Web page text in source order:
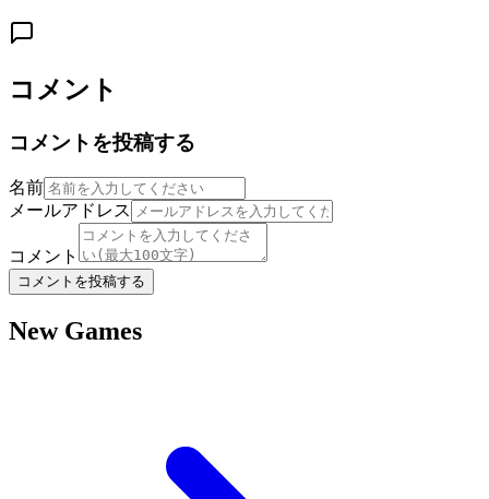
コメント
コメントを投稿する
名前
メールアドレス
コメント
コメントを投稿する
New Games